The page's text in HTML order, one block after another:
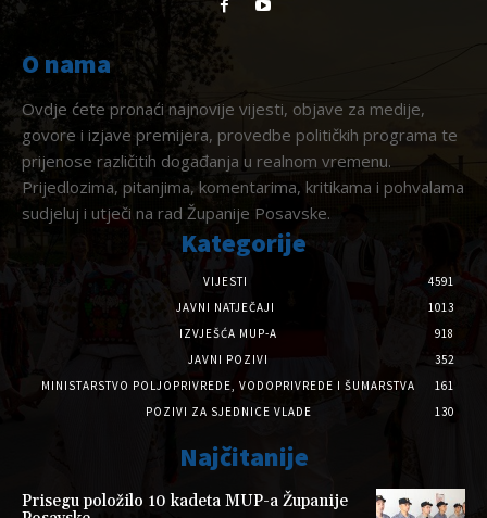
O nama
Ovdje ćete pronaći najnovije vijesti, objave za medije,
govore i izjave premijera, provedbe političkih programa te
prijenose različitih događanja u realnom vremenu.
Prijedlozima, pitanjima, komentarima, kritikama i pohvalama
sudjeluj i utječi na rad Županije Posavske.
Kategorije
VIJESTI
4591
JAVNI NATJEČAJI
1013
IZVJEŠĆA MUP-A
918
JAVNI POZIVI
352
MINISTARSTVO POLJOPRIVREDE, VODOPRIVREDE I ŠUMARSTVA
161
POZIVI ZA SJEDNICE VLADE
130
Najčitanije
Prisegu položilo 10 kadeta MUP-a Županije